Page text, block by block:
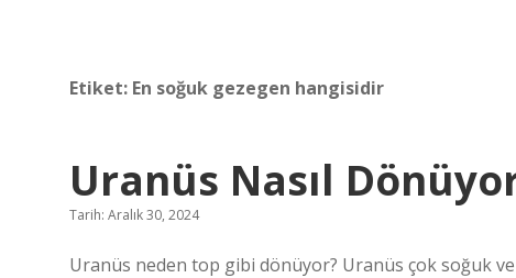
Etiket: En soğuk gezegen hangisidir
Uranüs Nasıl
Tarih: Aralık 30, 2024
Uranüs neden top gibi dönüyor? Uranüs çok soğuk